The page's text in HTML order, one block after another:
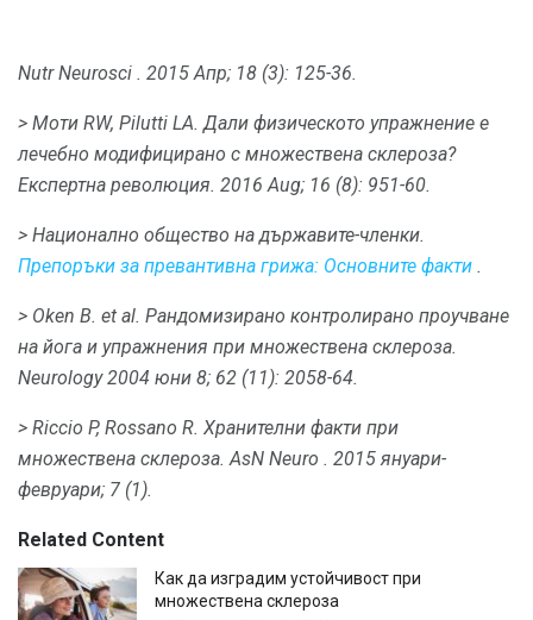
Nutr Neurosci . 2015 Апр; 18 (3): 125-36.
> Моти RW, Pilutti LA. Дали физическото упражнение е
лечебно модифицирано с множествена склероза?
Експертна революция. 2016 Aug; 16 (8): 951-60.
> Национално общество на държавите-членки.
Препоръки за превантивна грижа: Основните факти .
> Oken B. et al. Рандомизирано контролирано проучване
на йога и упражнения при множествена склероза.
Neurology2004 юни 8; 62 (11): 2058-64.
> Riccio P, Rossano R. Хранителни факти при
множествена склероза. AsN Neuro . 2015 януари-
февруари; 7 (1).
Related Content
Как да изградим устойчивост при
множествена склероза